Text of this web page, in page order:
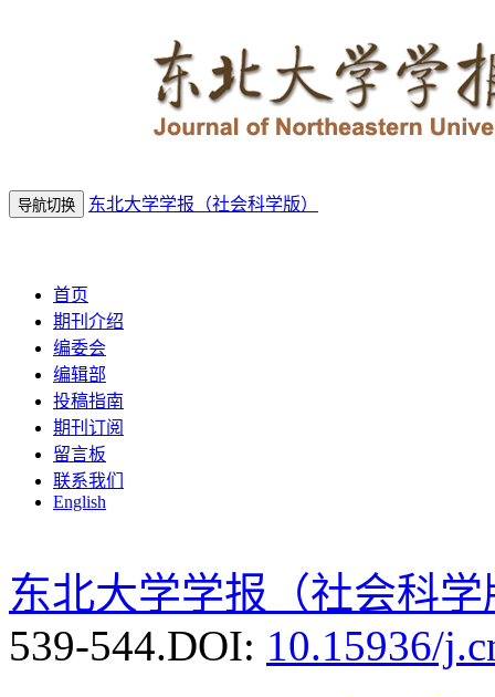
导航切换 东北大学学报（社会科学版）
首页
期刊介绍
编委会
编辑部
投稿指南
期刊订阅
留言板
联系我们
English
东北大学学报（社会科学
539-544.DOI: 10.15936/